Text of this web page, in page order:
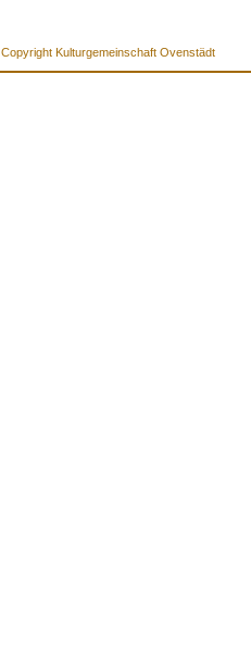
Copyright Kulturgemeinschaft Ovenstädt